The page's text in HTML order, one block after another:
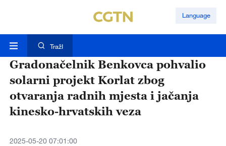
Language
TražI
Gradonačelnik Benkovca pohvalio
solarni projekt Korlat zbog
otvaranja radnih mjesta i jačanja
kinesko-hrvatskih veza
2025-05-20 07:01:00